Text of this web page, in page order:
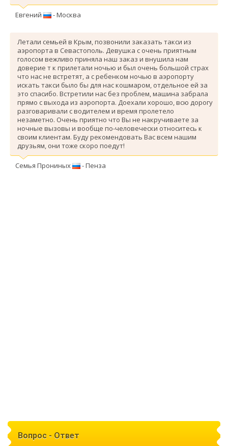
Евгений - Москва
Летали семьей в Крым, позвонили заказать такси из
аэропорта в Севастополь. Девушка с очень приятным
голосом вежливо приняла наш заказ и внушила нам
доверие т к прилетали ночью и был очень большой страх
что нас не встретят, а с ребенком ночью в аэропорту
искать такси было бы для нас кошмаром, отдельное ей за
это спасибо. Вcтретили нас без проблем, машина забрала
прямо с выхода из аэропорта. Доехали хорошо, всю дорогу
разговаривали с водителем и время пролетело
незаметно. Очень приятно что Вы не накручиваете за
ночные вызовы и вообще по-человечески относитесь к
своим клиентам. Буду рекомендовать Вас всем нашим
друзьям, они тоже скоро поедут!
Семья Прониных - Пенза
Вопрос - Ответ